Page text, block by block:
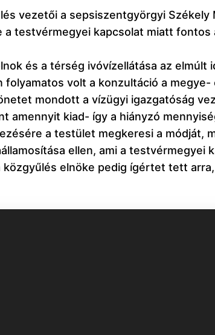
vezetői a sepsiszentgyörgyi Székely
testvérmegyei kapcsolat miatt
és a térség ivóvízellátása az elmúlt
volt a konzultáció a
mondott a vízügyi igazgatóság
amennyit kiad- így a hiányzó
a testület megkeresi a módját,
ellen, ami a testvérmegyei
elnöke pedig ígértet tett